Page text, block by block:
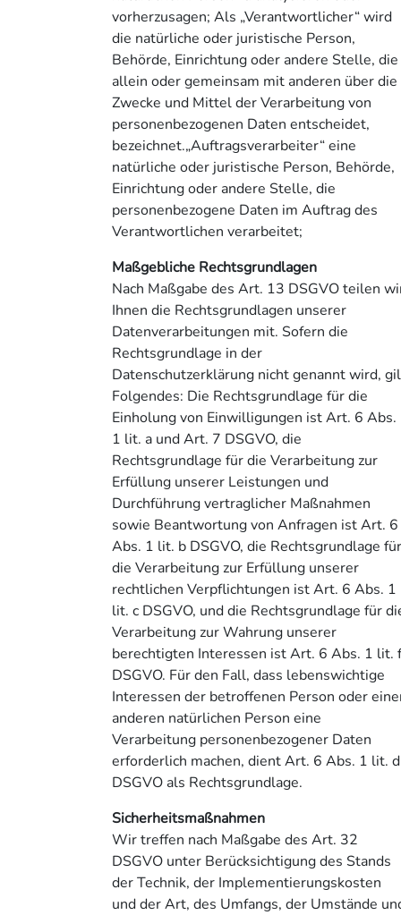
vorherzusagen; Als „Verantwortlicher“ wird
die natürliche oder juristische Person,
Behörde, Einrichtung oder andere Stelle, die
allein oder gemeinsam mit anderen über die
Zwecke und Mittel der Verarbeitung von
personenbezogenen Daten entscheidet,
bezeichnet.„Auftragsverarbeiter“ eine
natürliche oder juristische Person, Behörde,
Einrichtung oder andere Stelle, die
personenbezogene Daten im Auftrag des
Verantwortlichen verarbeitet;
Maßgebliche Rechtsgrundlagen
Nach Maßgabe des Art. 13 DSGVO teilen
Ihnen die Rechtsgrundlagen unserer
Datenverarbeitungen mit. Sofern die
Rechtsgrundlage in der
Datenschutzerklärung nicht genannt wird,
Folgendes: Die Rechtsgrundlage für die
Einholung von Einwilligungen ist Art. 6 Abs.
1 lit. a und Art. 7 DSGVO, die
Rechtsgrundlage für die Verarbeitung zur
Erfüllung unserer Leistungen und
Durchführung vertraglicher Maßnahmen
sowie Beantwortung von Anfragen ist Art. 6
Abs. 1 lit. b DSGVO, die Rechtsgrundlage
die Verarbeitung zur Erfüllung unserer
rechtlichen Verpflichtungen ist Art. 6 Abs. 1
lit. c DSGVO, und die Rechtsgrundlage für
Verarbeitung zur Wahrung unserer
berechtigten Interessen ist Art. 6 Abs. 1 lit.
DSGVO. Für den Fall, dass lebenswichtige
Interessen der betroffenen Person oder
anderen natürlichen Person eine
Verarbeitung personenbezogener Daten
erforderlich machen, dient Art. 6 Abs. 1 lit. d
DSGVO als Rechtsgrundlage.
Sicherheitsmaßnahmen
Wir treffen nach Maßgabe des Art. 32
DSGVO unter Berücksichtigung des Stands
der Technik, der Implementierungskosten
und der Art, des Umfangs, der Umstände